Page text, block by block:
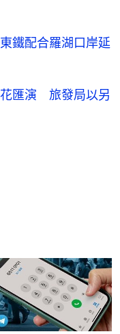
鐵配合羅湖口岸延
匯演 旅發局以另